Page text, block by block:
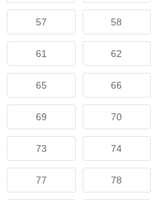
57 58
61 62
65 66
69 70
73 74
77 78